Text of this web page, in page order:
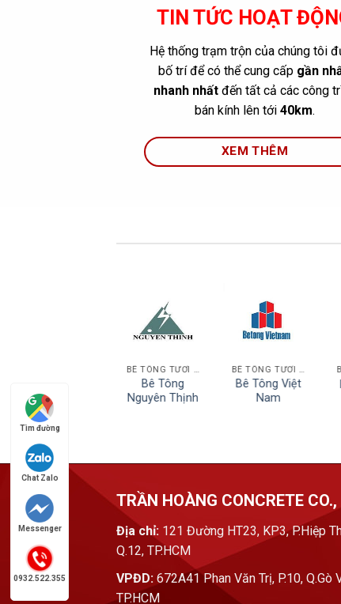
TIN TỨC HOẠT
Hệ thống trạm trộn của chúng tôi
bố trí để có thể cung cấp gần
nhanh nhấtđến tất cả các công
bán kính lên tới 40km.
XEM THÊM
Bê Tông Tươi
Chứng Chỉ Chất
Lượng Của Cục
Dựng 2019
Hiện tại Bộ Khoa
và Công nghệ đã ban
Nam [...]
Shingda
BÊ TÔNG TƯƠI LONG AN
Bê Tông
Nguyên Thịnh
BÊ TÔNG TƯƠI HCM
Bê Tông Việt
Nam
TRẦN HOÀNG CONCRETE CO.,
Địa chỉ: 121 Đường HT23, KP3, P.Hiệp
Q.12, TP.HCM
VPĐD: 672A41 Phan Văn Trị, P.10, Q.Gò
TP.HCM
Tìm đường
Chat Zalo
Messenger
0932.522.355